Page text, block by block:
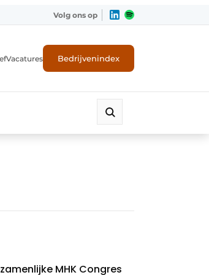
Volg ons op
Vacatures Bedrijvenindex
MHK Congres